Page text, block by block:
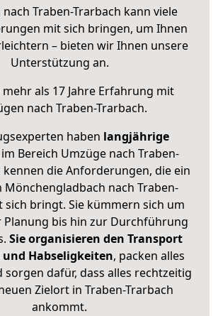
nach Traben-Trarbach kann viele
mit sich bringen, um Ihnen
– bieten wir Ihnen unsere
Unterstützung an.
als 17 Jahre Erfahrung mit
nach Traben-Trarbach.
haben langjährige
im Bereich Umzüge nach Traben-
die Anforderungen, die ein
Mönchengladbach nach Traben-
sich bringt. Sie kümmern sich um
Planung bis hin zur Durchführung
Sie organisieren den Transport
Habseligkeiten, packen alles
sorgen dafür, dass alles rechtzeitig
Zielort in Traben-Trarbach
ankommt.